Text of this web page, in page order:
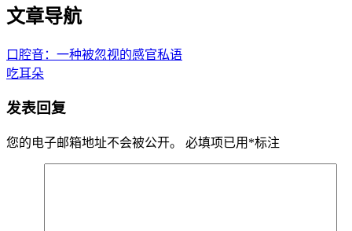
文章导航
口腔音：一种被忽视的感官私语
吃耳朵
发表回复
您的电子邮箱地址不会被公开。 必填项已用 *标注